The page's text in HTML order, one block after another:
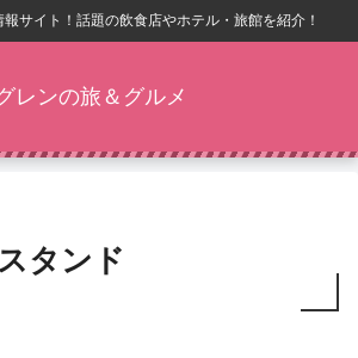
サイト！話題の飲食店やホテル・旅館を紹介！
レンの旅＆グルメ
タンド